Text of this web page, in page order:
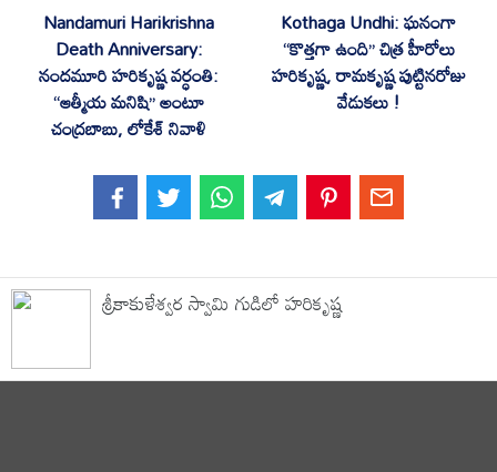
Nandamuri Harikrishna
Death Anniversary:
నందమూరి హరికృష్ణ వర్ధంతి:
“ఆత్మీయ మనిషి” అంటూ
చంద్రబాబు, లోకేశ్ నివాళి
Kothaga Undhi: ఘనంగా
“కొత్తగా ఉంది” చిత్ర హీరోలు
హరికృష్ణ, రామకృష్ణ పుట్టినరోజు
వేడుకలు !
శ్రీకాకుళేశ్వర స్వామి గుడిలో హరికృష్ణ